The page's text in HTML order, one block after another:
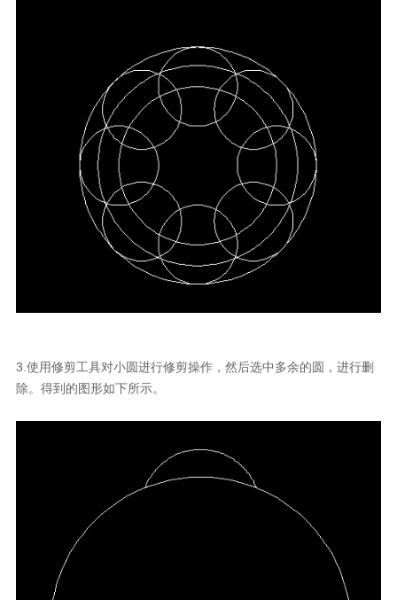
3.使用修剪工具对小圆进行修剪操作，然后选中多余的圆，进行删
除。得到的图形如下所示。